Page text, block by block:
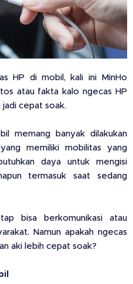
HP di mobil, kali ini MinHo
atau fakta kalo ngecas HP
cepat soak.
memang banyak dilakukan
memiliki mobilitas yang
daya untuk mengisi
termasuk saat sedang
bisa berkomunikasi atau
Namun apakah ngecas
aki lebih cepat soak?